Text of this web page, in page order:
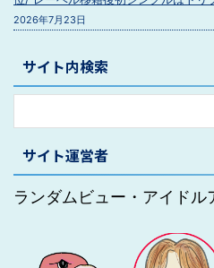
2026年7月23日
サイト内検索
サイト運営者
ランダムビュー・アイドル